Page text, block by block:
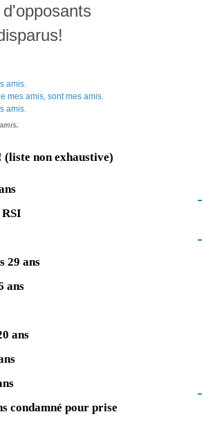
(liste non exhaustive)
29 ans
ans
ans
condamné pour prise